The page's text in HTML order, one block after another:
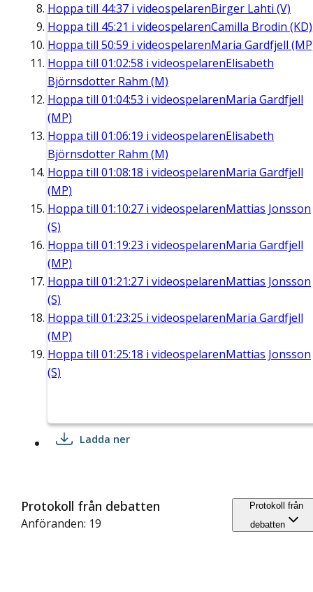
Hoppa till 44:37 i videospelarenBirger Lahti (V)
Hoppa till 45:21 i videospelarenCamilla Brodin (KD)
Hoppa till 50:59 i videospelarenMaria Gardfjell
Hoppa till 01:02:58 i videospelarenElisabeth
Björnsdotter Rahm (M)
Hoppa till 01:04:53 i videospelarenMaria Gardfjell
(MP)
Hoppa till 01:06:19 i videospelarenElisabeth
Björnsdotter Rahm (M)
Hoppa till 01:08:18 i videospelarenMaria Gardfjell
(MP)
Hoppa till 01:10:27 i videospelarenMattias Jonsson
(S)
Hoppa till 01:19:23 i videospelarenMaria Gardfjell
(MP)
Hoppa till 01:21:27 i videospelarenMattias Jonsson
(S)
Hoppa till 01:23:25 i videospelarenMaria Gardfjell
(MP)
Hoppa till 01:25:18 i videospelarenMattias Jonsson
(S)
Ladda ner
Protokoll från debatten
Anföranden: 19
Protokoll från
debatten